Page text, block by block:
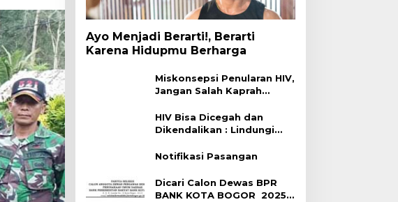
Ayo Menjadi Berarti!, Berarti
Karena Hidupmu Berharga
Miskonsepsi Penularan HIV,
Jangan Salah Kaprah
HIV Bisa Dicegah dan
Dikendalikan : Lindungi
Notifikasi Pasangan
Dicari Calon Dewas BPR
BANK KOTA BOGOR 2025-